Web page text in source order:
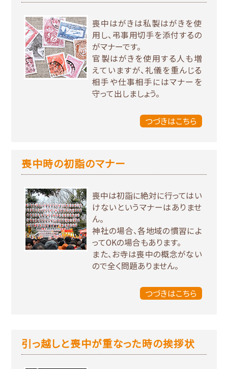
喪中はがきは私製はがきを使
用し、弔事用切手を添付するの
がマナーです。
官製はがきを使用する人も増
えていますが、礼儀を重んじる
相手や仕事相手にはマナーを
守って出しましょう。
つづきはこちら
喪中時の初詣のマナー
喪中は初詣に絶対に行ってはい
けないというマナーはありませ
ん。
神社の場合、各地域の慣習によ
ってOKの場合もあります。
また、お寺は喪中の概念がない
ので全く問題ありません。
つづきはこちら
引っ越しと喪中が重なった時の挨拶状